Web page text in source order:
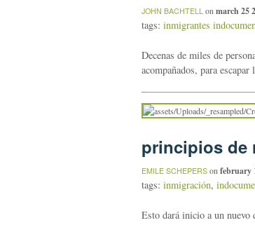
JOHN BACHTELL on march 25
tags: inmigrantes
Decenas de miles de
acompañados, para
principios de
EMILE SCHEPERS onfebruary
tags: inmigración,
Esto dará inicio a un nuevo